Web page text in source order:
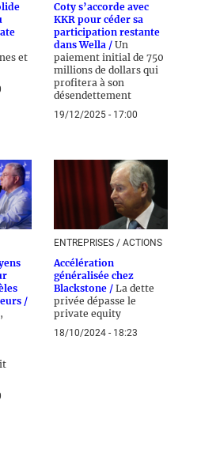
et
Coty s’accorde avec
KKR pour céder sa
participation restante
dans Wella / Un
paiement initial de 750
millions de dollars qui
profitera à son
désendettement
19/12/2025 - 17:00
/
ENTREPRISES / ACTIONS
Accélération
généralisée chez
Blackstone / La dette
privée dépasse le
private equity
18/10/2024 - 18:23